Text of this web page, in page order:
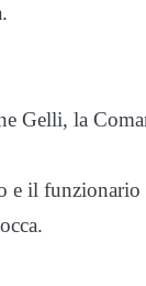
Gelli, la
e il funzionario